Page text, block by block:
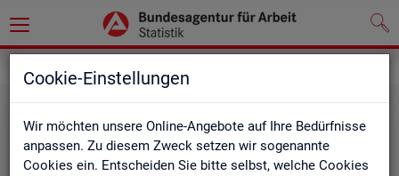
Cookie-Einstellungen
Wir möchten unsere Online-Angebote auf Ihre Bedürfnisse
anpassen. Zu diesem Zweck setzen wir sogenannte
Cookies ein. Entscheiden Sie bitte selbst, welche Cookies